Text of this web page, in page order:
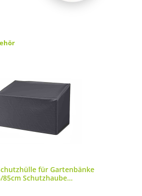
für Gartenbänke
85cm Schutzhaube